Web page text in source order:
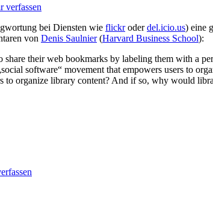
verfassen
bei Diensten wie flickroderdel.icio.us) eine
von Denis Saulnier(Harvard Business School):
their web bookmarks by labeling them with a
software“ movement that empowers users to
organize library content? And if so, why would